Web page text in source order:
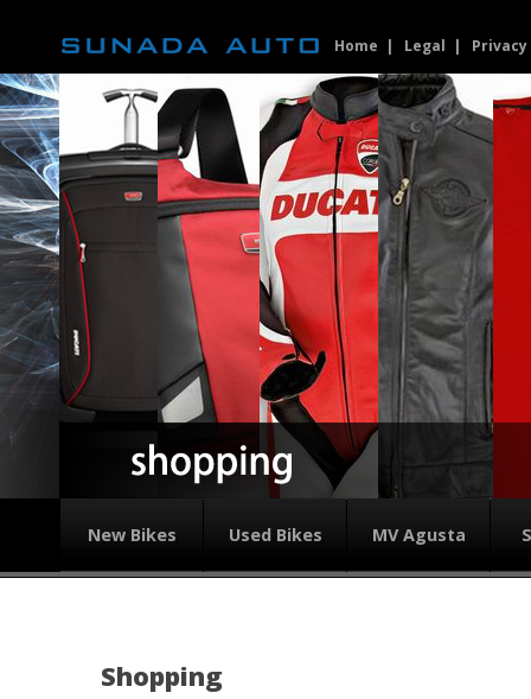
Home Legal
New Bikes Used Bikes MV Agusta
Shopping